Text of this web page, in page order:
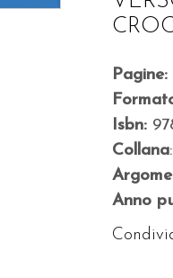
Pagine:
Isbn:
Collana:
Anno